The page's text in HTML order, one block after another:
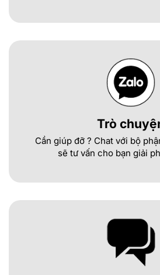
Trò
Cần giúp đỡ ? Chat với bộ
sẽ tư vấn cho bạn giải